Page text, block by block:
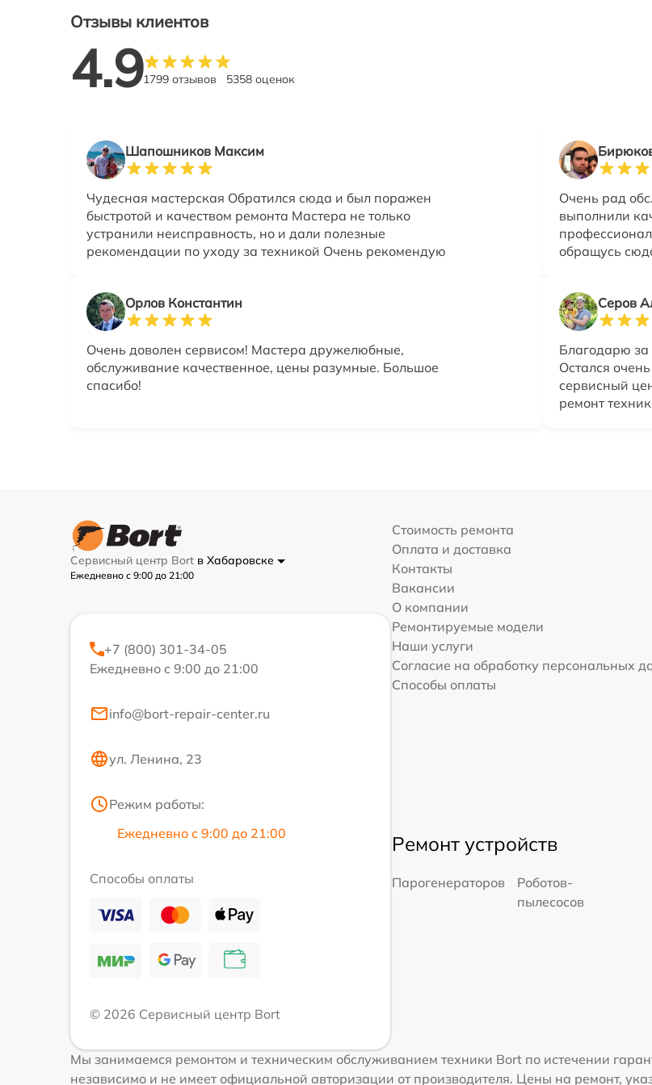
Отзывы клиентов
4.91799 отзывов 5358 оценок
Шапошников Максим
Чудесная мастерская Обратился сюда и был поражен
быстротой и качеством ремонта Мастера не только
устранили неисправность, но и дали полезные
рекомендации по уходу за техникой Очень рекомендую
Очень рад
выполнили
обращусь
Орлов Константин
Очень доволен сервисом! Мастера дружелюбные,
обслуживание качественное, цены разумные. Большое
спасибо!
Серов
Благодарю за
Остался
сервисный
ремонт
Сервисный центр Bort в Хабаровске
Ежедневно с 9:00 до 21:00
+7 (800) 301-34-05
Ежедневно с 9:00 до 21:00
info@bort-repair-center.ru
ул. Ленина, 23
Режим работы:
Ежедневно с 9:00 до 21:00
Способы оплаты
© 2026 Сервисный центр Bort
Стоимость ремонта
Оплата и доставка
Контакты
Вакансии
О компании
Ремонтируемые модели
Наши услуги
Согласие на обработку персональных
Способы оплаты
Ремонт устройств
Парогенераторов
Роботов-
пылесосов
Мы занимаемся ремонтом и техническим обслуживанием техники Bort по истечении
независимо и не имеет официальной авторизации от производителя. Цены на ремонт,